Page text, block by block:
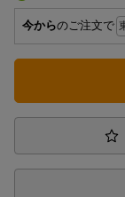
今からのご注文で